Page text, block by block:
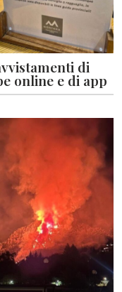
di
online e di app